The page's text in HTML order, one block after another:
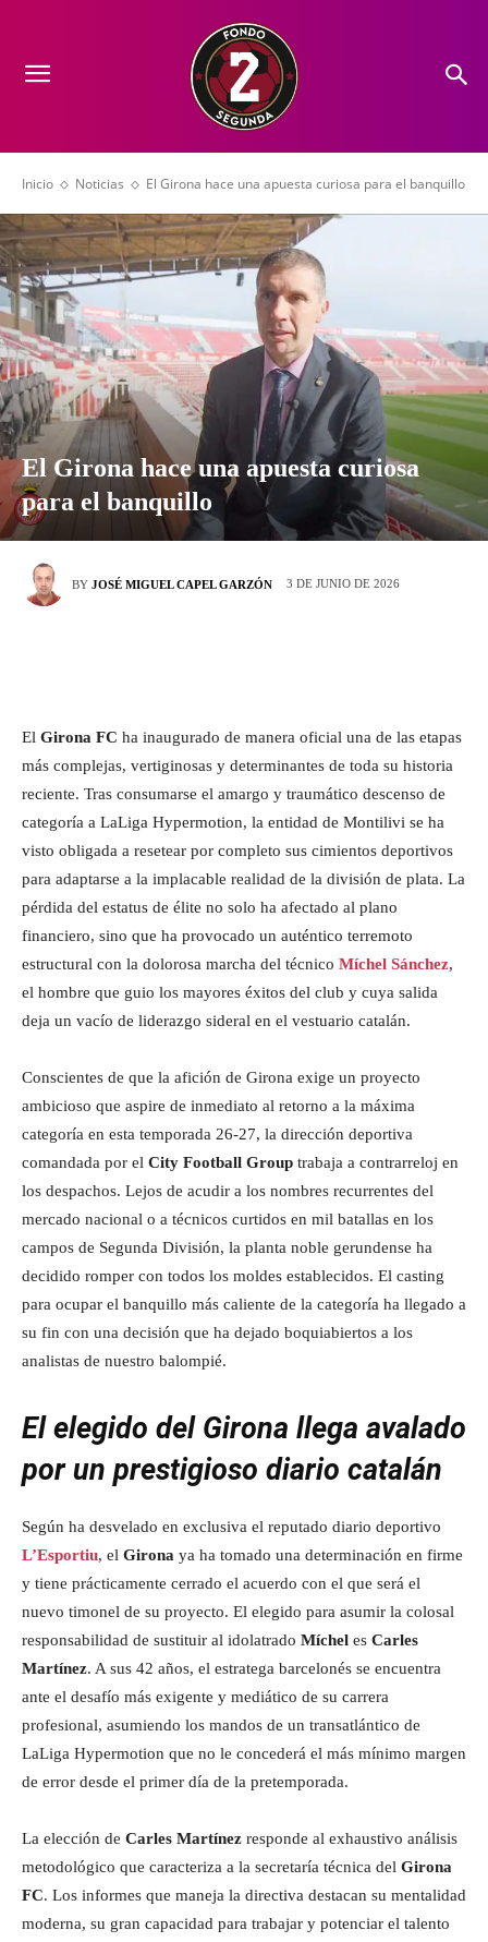
Inicio Noticias El Girona hace una apuesta curiosa para el banquillo
El Girona hace una apuesta curiosa
para el banquillo
BY JOSÉ MIGUEL CAPEL GARZÓN 3 DE JUNIO DE 2026
El Girona FC ha inaugurado de manera oficial una de las etapas
más complejas, vertiginosas y determinantes de toda su historia
reciente. Tras consumarse el amargo y traumático descenso de
categoría a LaLiga Hypermotion, la entidad de Montilivi se ha
visto obligada a resetear por completo sus cimientos deportivos
para adaptarse a la implacable realidad de la división de plata. La
pérdida del estatus de élite no solo ha afectado al plano
financiero, sino que ha provocado un auténtico terremoto
estructural con la dolorosa marcha del técnico Míchel Sánchez,
el hombre que guio los mayores éxitos del club y cuya salida
deja un vacío de liderazgo sideral en el vestuario catalán.
Conscientes de que la afición de Girona exige un proyecto
ambicioso que aspire de inmediato al retorno a la máxima
categoría en esta temporada 26-27, la dirección deportiva
comandada por el City Football Group trabaja a contrarreloj en
los despachos. Lejos de acudir a los nombres recurrentes del
mercado nacional o a técnicos curtidos en mil batallas en los
campos de Segunda División, la planta noble gerundense ha
decidido romper con todos los moldes establecidos. El casting
para ocupar el banquillo más caliente de la categoría ha llegado a
su fin con una decisión que ha dejado boquiabiertos a los
analistas de nuestro balompié.
El elegido del Girona llega avalado
por un prestigioso diario catalán
Según ha desvelado en exclusiva el reputado diario deportivo
L’Esportiu, el Girona ya ha tomado una determinación en firme
y tiene prácticamente cerrado el acuerdo con el que será el
nuevo timonel de su proyecto. El elegido para asumir la colosal
responsabilidad de sustituir al idolatrado Míchel es Carles
Martínez. A sus 42 años, el estratega barcelonés se encuentra
ante el desafío más exigente y mediático de su carrera
profesional, asumiendo los mandos de un transatlántico de
LaLiga Hypermotion que no le concederá el más mínimo margen
de error desde el primer día de la pretemporada.
La elección de Carles Martínez responde al exhaustivo análisis
metodológico que caracteriza a la secretaría técnica del Girona
FC. Los informes que maneja la directiva destacan su mentalidad
moderna, su gran capacidad para trabajar y potenciar el talento